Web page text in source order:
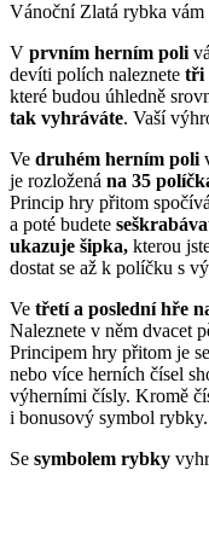
Vánoční Zlatá rybka
V prvním herním poli
devíti polích naleznete tři
které budou úhledně
tak vyhráváte. Vaší
Ve druhém herním poli
je rozložená na 35
Princip hry přitom
a poté budete
ukazuje šipka, kterou
dostat se až k políčku s
Ve třetí a poslední hře
Naleznete v něm dvacet
Principem hry přitom je
nebo více herních čísel
výherními čísly. Kromě
i bonusový symbol rybky.
Se symbolem rybky